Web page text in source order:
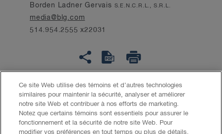
Borden Ladner Gervais S.E.N.C.R.L., S.R.L.
media@blg.com
514.954.2555 x22031
Accessibilité LCAP Avis juridique
Politique de confidentialité IA générative
Ce site Web utilise des témoins et d’autres technologies
similaires pour maintenir la sécurité, analyser et améliorer
notre site Web et contribuer à nos efforts de marketing.
Notez que certains témoins sont essentiels pour assurer le
fonctionnement et la sécurité de notre site Web. Pour
modifier vos préférences en tout temps ou plus de détails,